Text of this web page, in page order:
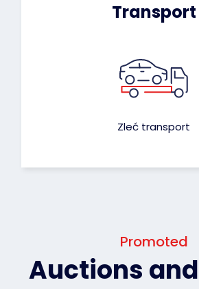
Transport
Zleć transport
Promoted
Auctions